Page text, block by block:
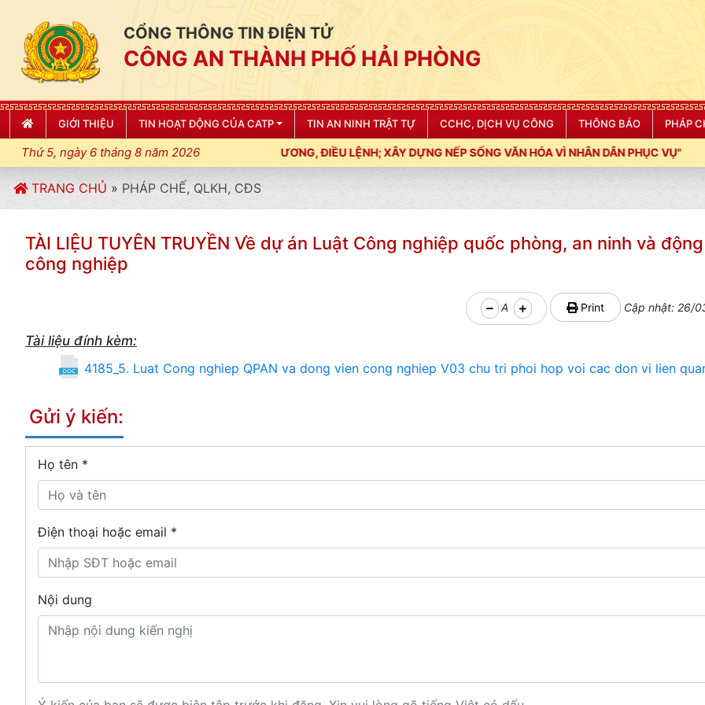
CỔNG THÔNG TIN ĐIỆN TỬ
CÔNG AN THÀNH PHỐ HẢI PHÒNG
GIỚI THIỆU TIN HOẠT ĐỘNG CỦA CATP TIN AN NINH TRẬT TỰ CCHC, DỊCH VỤ CÔNG THÔNG BÁO PHÁP
Thứ 5, ngày 6 tháng 8 năm 2026
PHÒNG SIẾT CHẶT KỶ LUẬT, KỶ CƯƠNG, ĐIỀU LỆNH; XÂY DỰNG NẾP SỐNG VĂN HÓA VÌ NHÂN DÂN PHỤC VỤ"
TRANG CHỦ » PHÁP CHẾ, QLKH, CĐS
TÀI LIỆU TUYÊN TRUYỀN Về dự án Luật Công nghiệp quốc phòng, an ninh và
công nghiệp
A Print Cập nhật: 26/
Tài liệu đính kèm:
4185_5. Luat Cong nghiep QPAN va dong vien cong nghiep V03 chu tri phoi hop voi cac don vi lien
Gửi ý kiến:
Họ tên *
Điện thoại hoặc email *
Nội dung